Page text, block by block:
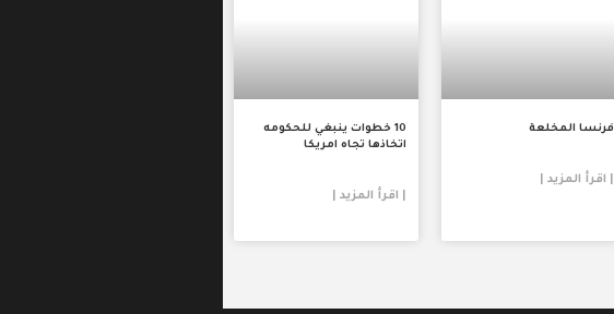
فرنسا المخلعة
| اقرأ المزيد |
10 خطوات ينبغي للحكومه
اتخاذها تجاه امريكا
| اقرأ المزيد |